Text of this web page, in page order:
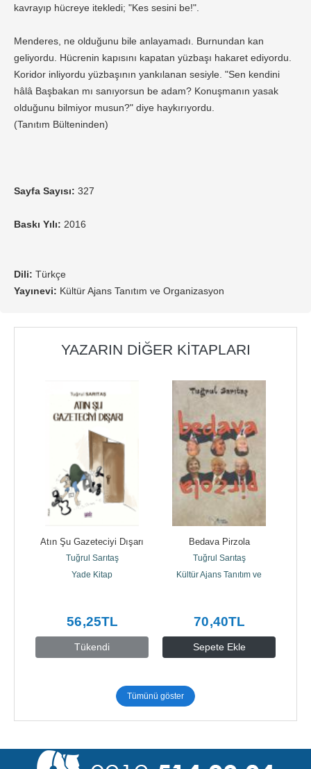
kavrayıp hücreye itekledi; "Kes sesini be!".
Menderes, ne olduğunu bile anlayamadı. Burnundan kan
geliyordu. Hücrenin kapısını kapatan yüzbaşı hakaret ediyordu.
Koridor inliyordu yüzbaşının yankılanan sesiyle. "Sen kendini
hâlâ Başbakan mı sanıyorsun be adam? Konuşmanın yasak
olduğunu bilmiyor musun?" diye haykırıyordu.
(Tanıtım Bülteninden)
Sayfa Sayısı: 327
Baskı Yılı: 2016
Dili: Türkçe
Yayınevi: Kültür Ajans Tanıtım ve Organizasyon
YAZARIN DIĞER KITAPLARI
Tükendi
Atın Şu Gazeteciyi Dışarı
Tuğrul Sarıtaş
Yade Kitap
56,25TL
Sepete Ekle
Bedava Pirzola
Tuğrul Sarıtaş
Kültür Ajans Tanıtım ve
70,40TL
Tümünü göster